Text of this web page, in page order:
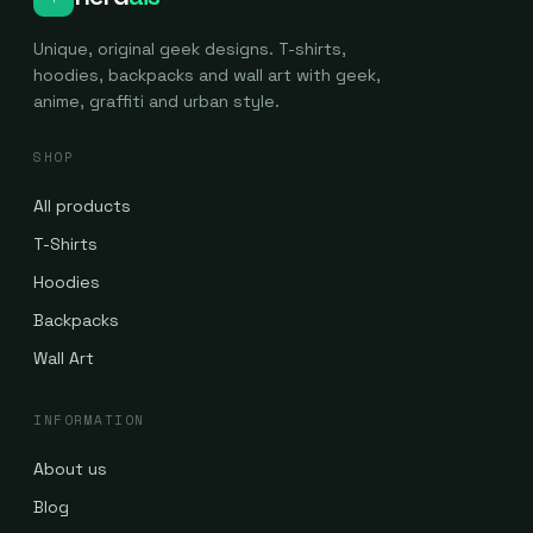
Unique, original geek designs. T-shirts,
hoodies, backpacks and wall art with geek,
anime, graffiti and urban style.
SHOP
All products
T-Shirts
Hoodies
Backpacks
Wall Art
INFORMATION
About us
Blog